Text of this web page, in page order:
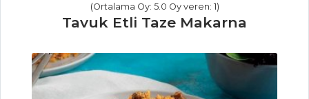
Brüksel Lahanası
Sebze Yemekleri
Tüm Tarifleri
(Ortalama Oy: 5.0 Oy veren: 1)
Tavuk Etli Taze Makarna